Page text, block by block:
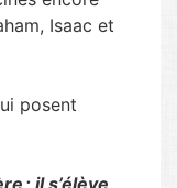
Isaac et
posent
; il s’élève,